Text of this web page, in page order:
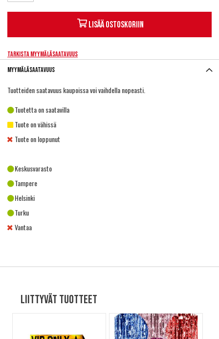
Lisää ostoskoriin
Tarkista myymäläsaatavuus
Myymäläsaatavuus
Tuotteiden saatavuus kaupoissa voi vaihdella nopeasti.
Tuotetta on saatavilla
Tuote on vähissä
Tuote on loppunut
Keskusvarasto
Tampere
Helsinki
Turku
Vantaa
Liittyvät tuotteet